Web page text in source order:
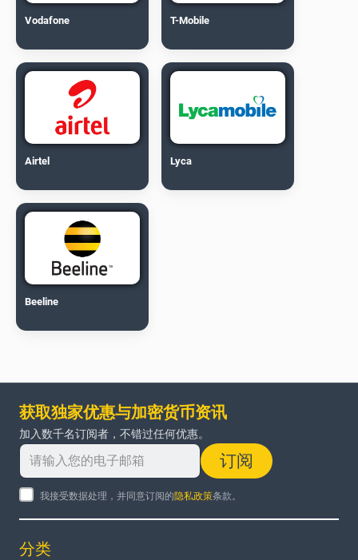
Vodafone T-Mobile
Airtel Lyca
Beeline
获取独家优惠与加密货币资讯
加入数千名订阅者，不错过任何优惠。
订阅
我接受数据处理，并同意订阅的隐私政策条款。
分类